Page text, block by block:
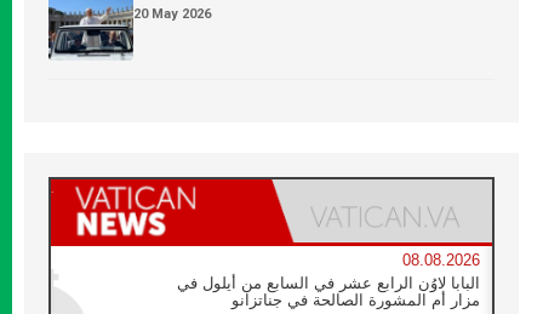
20 May 2026
08.08.2026
البابا لاوُن الرابع عشر في السابع من أيلول في
مزار أم المشورة الصالحة في جناتزانو